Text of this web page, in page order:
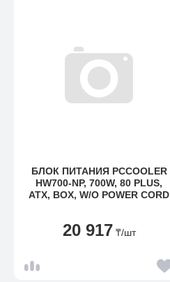
БЛОК ПИТАНИЯ PCCOOLER
HW700-NP, 700W, 80 PLUS,
ATX, BOX, W/O POWER CORD
20 917 ₸/шт